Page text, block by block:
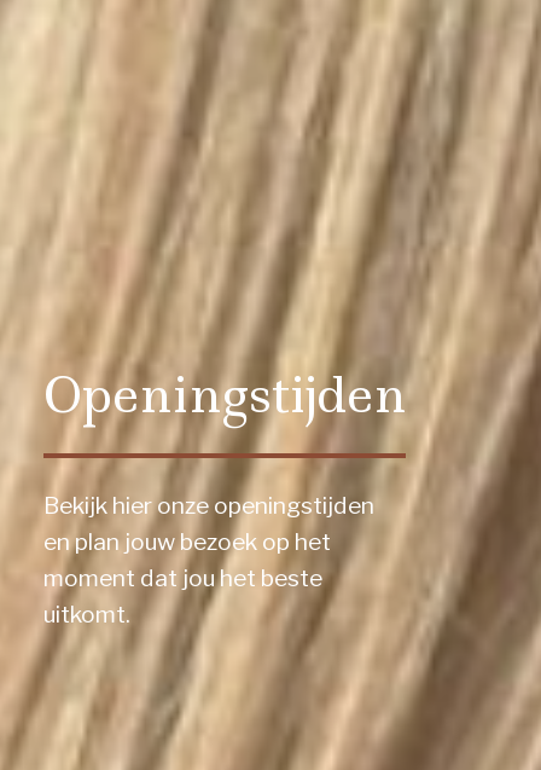
Openingstijden
Bekijk hier onze openingstijden
en plan jouw bezoek op het
moment dat jou het beste
uitkomt.